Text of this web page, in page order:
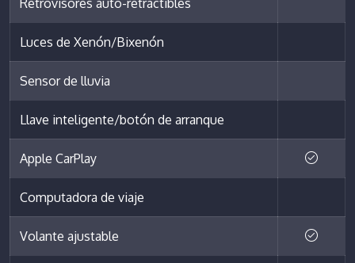
Retrovisores auto-retractibles
Luces de Xenón/Bixenón
Sensor de lluvia
Llave inteligente/botón de arranque
Apple CarPlay
Computadora de viaje
Volante ajustable